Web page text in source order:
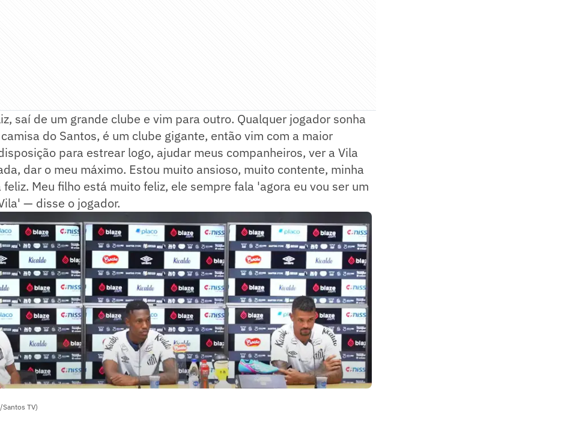
saí de um grande clube e vim para outro. Qualquer jogador sonha
do Santos, é um clube gigante, então vim com a maior
para estrear logo, ajudar meus companheiros, ver a Vila
dar o meu máximo. Estou muito ansioso, muito contente, minha
Meu filho está muito feliz, ele sempre fala 'agora eu vou ser um
— disse o jogador.
TV)